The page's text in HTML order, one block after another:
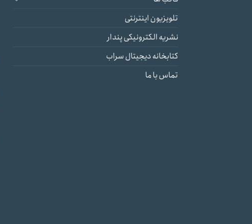
تلویزیون اینترنتی
نشریه الکترونیکی پندار
کتابخانه دیجیتال سراب
تماس با ما